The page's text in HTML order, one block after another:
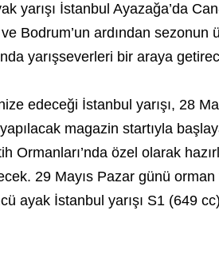
yarışı İstanbul Ayazağa’da
Bodrum’un ardından sezonun
yarışseverleri bir araya
edeceği İstanbul yarışı, 28
magazin startıyla
Ormanları’nda özel olarak
29 Mayıs Pazar günü
ayak İstanbul yarışı S1 (649